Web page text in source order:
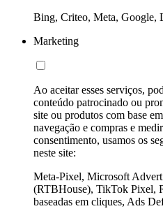
Bing, Criteo, Meta, Google,
Marketing
Ao aceitar esses serviços,
conteúdo patrocinado ou
site ou produtos com base
navegação e compras e
consentimento, usamos os
neste site:
Meta-Pixel, Microsoft
(RTBHouse), TikTok Pixel,
baseadas em cliques, Ads